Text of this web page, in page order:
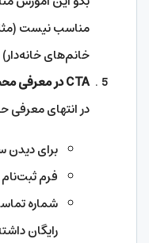
مناسب نیست
خانم‌های خانه‌دار)
CTAدر معرفی
در انتهای معرفی
برای دیدن
فرم
شماره
رایگان